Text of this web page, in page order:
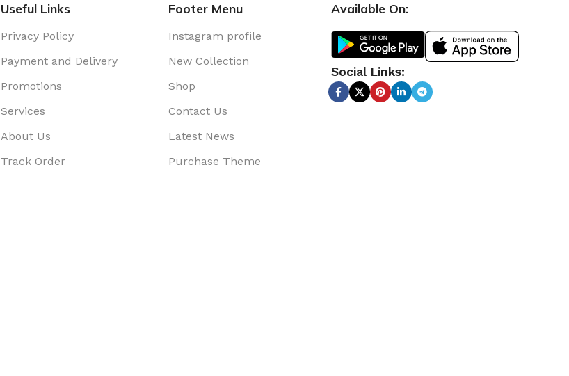
Useful Links
Privacy Policy
Payment and Delivery
Promotions
Services
About Us
Track Order
Footer Menu
Instagram profile
New Collection
Shop
Contact Us
Latest News
Purchase Theme
Available On:
Social Links: